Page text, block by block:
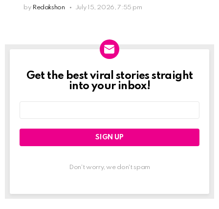
by Redakshon July 15, 2026, 7:55 pm
Newslett
Get the best viral stories straight
into your inbox!
Don't worry, we don't spam